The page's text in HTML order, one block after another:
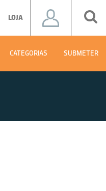
LOJA
CATEGORIAS SUBMETER